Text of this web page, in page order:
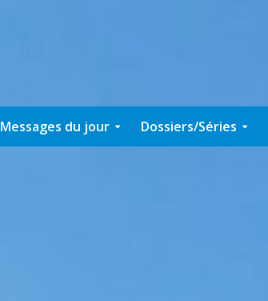
Messages du jour Dossiers/Séries